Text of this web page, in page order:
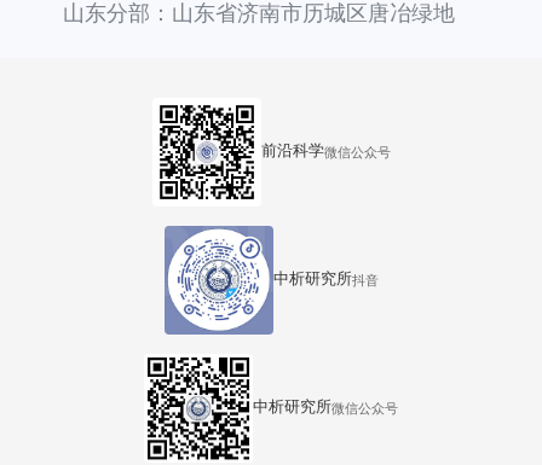
层121
山东分部：山东省济南市历城区唐冶绿地
前沿科学微信公众号
中析研究所抖音
中析研究所微信公众号